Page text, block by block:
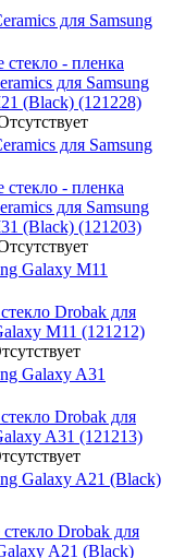
для Samsung
стекло - пленка
для Samsung
(Black) (121228)
для Samsung
стекло - пленка
для Samsung
(Black) (121203)
Galaxy M11
Drobak для
M11 (121212)
Galaxy A31
Drobak для
A31 (121213)
Galaxy A21 (Black)
Drobak для
A21 (Black)